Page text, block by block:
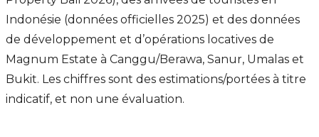
Indonésie (données officielles 2025) et des données
de développement et d’opérations locatives de
Magnum Estate à Canggu/Berawa, Sanur, Umalas et
Bukit. Les chiffres sont des estimations/portées à titre
indicatif, et non une évaluation.